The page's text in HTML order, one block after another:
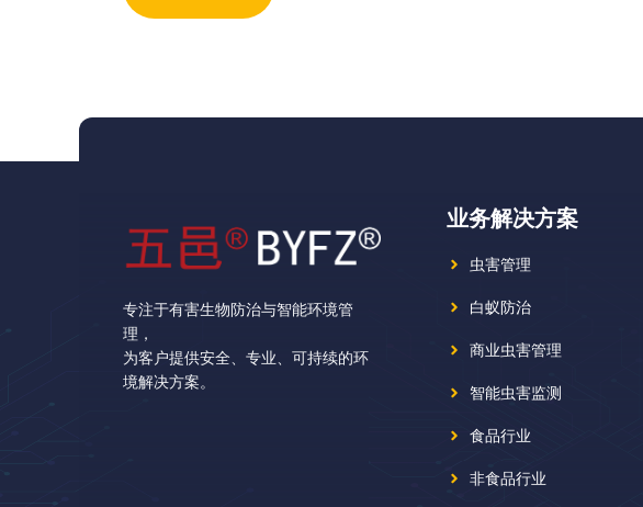
专注于有害生物防治与智能环境管
理，
为客户提供安全、专业、可持续的环
境解决方案。
业务解决方案
虫害管理
白蚁防治
商业虫害管理
智能虫害监测
食品行业
非食品行业